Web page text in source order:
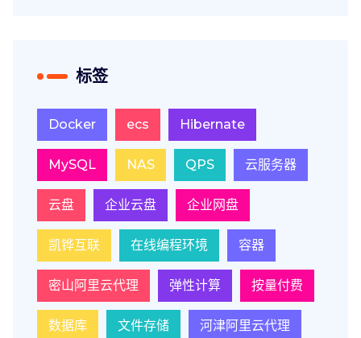
标签
Docker ecs Hibernate
MySQL NAS QPS 云服务器
云盘 企业云盘 企业网盘
凯铧互联 在线编程环境 容器
密山阿里云代理 弹性计算 按量付费
数据库 文件存储 河津阿里云代理